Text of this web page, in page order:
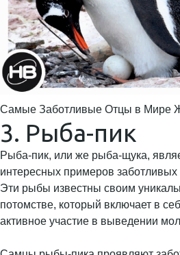
Самые Заботливые Отцы в Мире
3. Рыба-пик
Рыба-пик, или же рыба-щука,
интересных примеров
Эти рыбы известны своим
потомстве, который включает в
активное участие в выведении